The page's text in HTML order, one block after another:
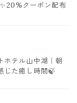
クーポン配布
ホテル山中湖｜朝
じた癒し時間🍃